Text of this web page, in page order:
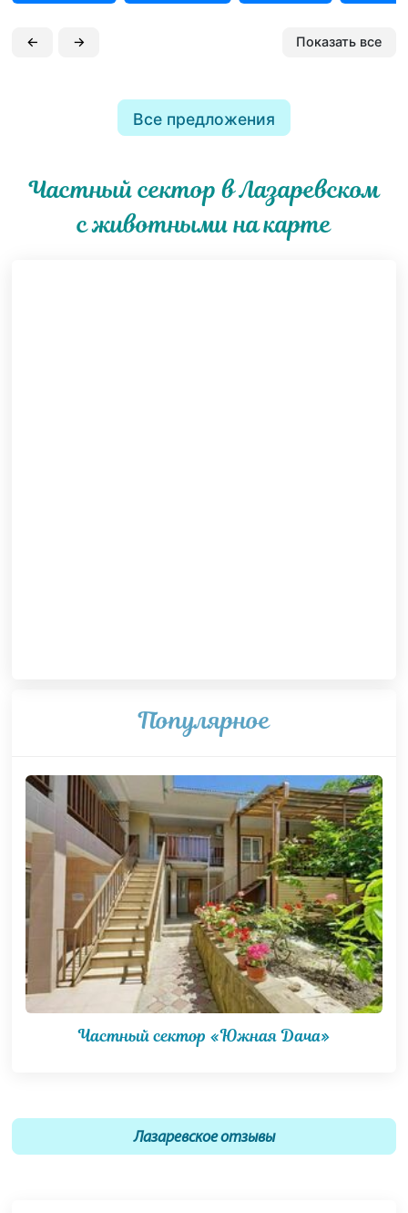
← → Показать все
Все предложения
Частный сектор в Лазаревском
с животными на карте
Популярное
Частный сектор «Южная Дача»
Лазаревское отзывы